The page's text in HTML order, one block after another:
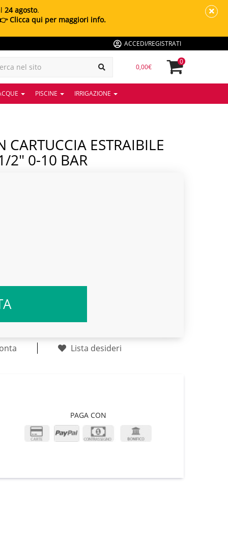
24 agosto.
Clicca qui per maggiori info.
ACCEDI/REGISTRATI
0,00€
0
PISCINE IRRIGAZIONE
2" 0-10 BAR
Lista desideri
PAGA CON